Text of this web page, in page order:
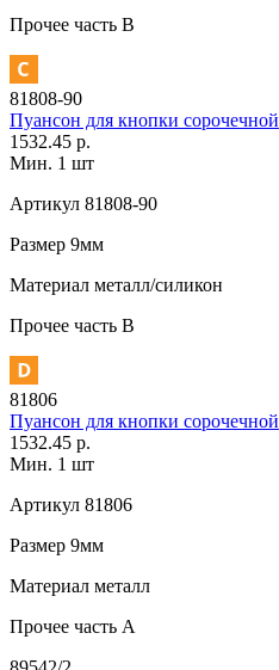
Прочее часть В
81808-90
Пуансон для кнопки сорочечной
1532.45 р.
Мин. 1 шт
Артикул 81808-90
Размер 9мм
Материал металл/силикон
Прочее часть В
81806
Пуансон для кнопки сорочечной
1532.45 р.
Мин. 1 шт
Артикул 81806
Размер 9мм
Материал металл
Прочее часть A